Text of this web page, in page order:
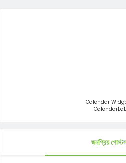
Calendar
জনপ্রিয়